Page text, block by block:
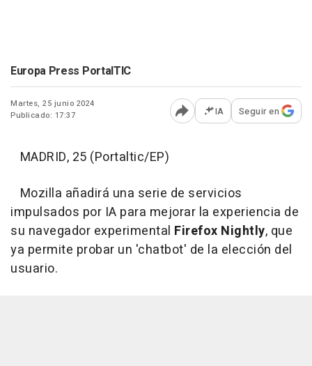
Europa Press PortalTIC
Martes, 25 junio 2024
Publicado: 17:37
Abrir opciones para
IA Seguir en
MADRID, 25 (Portaltic/EP)
Mozilla añadirá una serie de servicios
impulsados por IA para mejorar la experiencia de
su navegador experimental Firefox Nightly, que
ya permite probar un 'chatbot' de la elección del
usuario.